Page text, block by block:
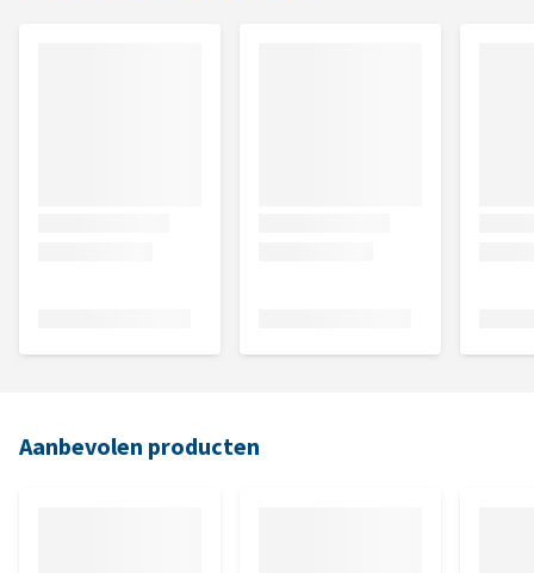
Aanbevolen producten